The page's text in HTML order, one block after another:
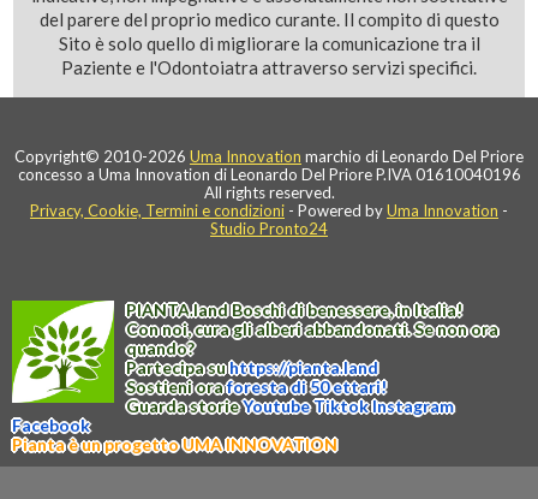
del parere del proprio medico curante. Il compito di questo
Sito è solo quello di migliorare la comunicazione tra il
Paziente e l'Odontoiatra attraverso servizi specifici.
Copyright© 2010-2026 Uma Innovation marchio di Leonardo Del Priore
concesso a Uma Innovation di Leonardo Del Priore P.IVA 01610040196
All rights reserved.
Privacy, Cookie, Termini e condizioni - Powered byUma Innovation -
Studio Pronto24
PIANTA.landBoschi di benessere, in Italia!
Con noi, cura gli alberi abbandonati. Se non ora
quando?
Partecipa suhttps://pianta.land
Sostieni oraforesta di 50 ettari!
Guarda storieYoutubeTiktokInstagram
Facebook
Pianta è un progetto UMA INNOVATION